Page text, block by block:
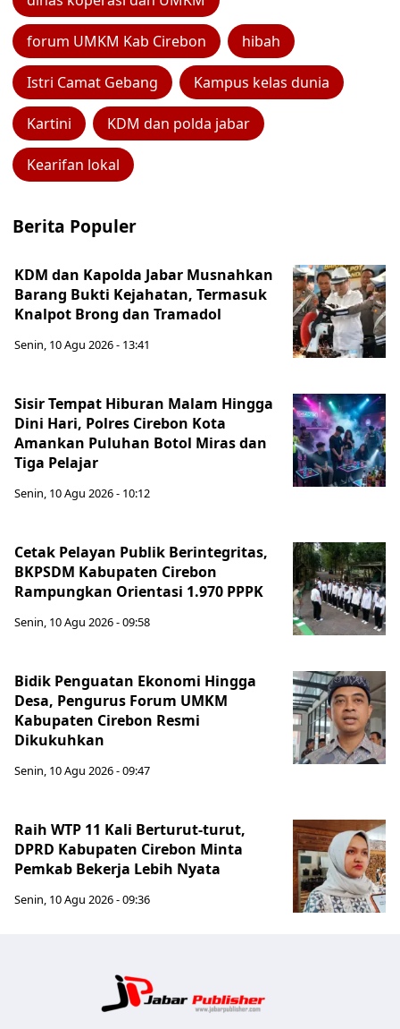
forum UMKM Kab Cirebon hibah
Istri Camat Gebang Kampus kelas dunia
Kartini KDM dan polda jabar
Kearifan lokal
Berita Populer
KDM dan Kapolda Jabar Musnahkan
Barang Bukti Kejahatan, Termasuk
Knalpot Brong dan Tramadol
Senin, 10 Agu 2026 - 13:41
Sisir Tempat Hiburan Malam Hingga
Dini Hari, Polres Cirebon Kota
Amankan Puluhan Botol Miras dan
Tiga Pelajar
Senin, 10 Agu 2026 - 10:12
Cetak Pelayan Publik Berintegritas,
BKPSDM Kabupaten Cirebon
Rampungkan Orientasi 1.970 PPPK
Senin, 10 Agu 2026 - 09:58
Bidik Penguatan Ekonomi Hingga
Desa, Pengurus Forum UMKM
Kabupaten Cirebon Resmi
Dikukuhkan
Senin, 10 Agu 2026 - 09:47
Raih WTP 11 Kali Berturut-turut,
DPRD Kabupaten Cirebon Minta
Pemkab Bekerja Lebih Nyata
Senin, 10 Agu 2026 - 09:36